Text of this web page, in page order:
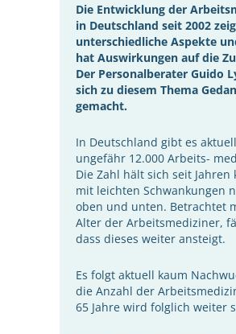
Die Entwicklung der
in Deutschland seit 2002
unterschiedliche Aspekte
hat Auswirkungen auf die
Der Personalberater Guido
sich zu diesem Thema
gemacht.
In Deutschland gibt es aktuell
ungefähr 12.000 Arbeits-
Die Zahl hält sich seit Jahren
mit leichten Schwankungen
oben und unten. Betrachtet
Alter der Arbeitsmediziner,
dass dieses weiter ansteigt.
Es folgt aktuell kaum
die Anzahl der
65 Jahre wird folglich weiter